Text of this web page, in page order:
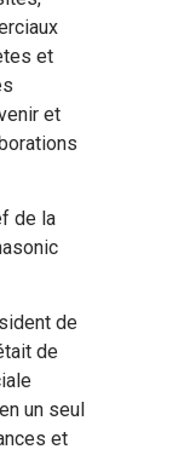
et
et
de la
de
de
un seul
et